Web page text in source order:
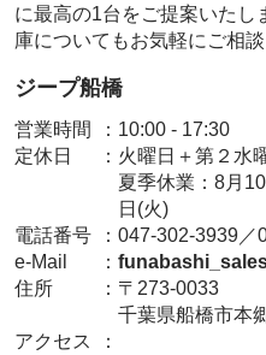
に最高の1台をご提案いたし
庫についてもお気軽にご相談
ジープ船橋
営業時間 ： 10:00 - 17:30
定休日
： 火曜日＋第２水
夏季休業：8月
日(火)
電話番号
： 047-302-3939／
e-Mail
：
住所
： 〒273-0033
千葉県船橋市本
アクセス
：